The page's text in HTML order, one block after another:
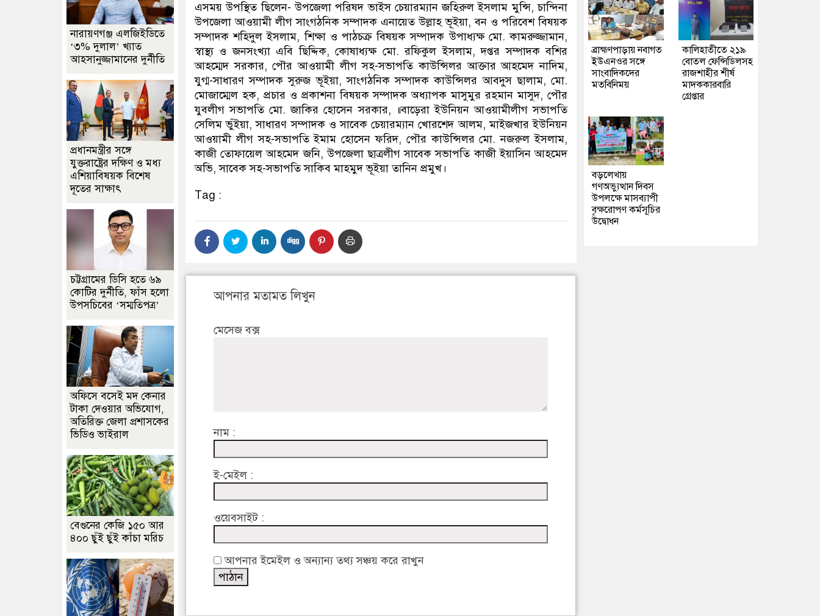
এসময় উপস্থিত ছিলেন- উপজেলা পরিষদ ভাইস চেয়ারম্যান জহিরুল ইসলাম মুন্সি, চান্দিনা
উপজেলা আওয়ামী লীগ সাংগঠনিক সম্পাদক এনায়েত উল্লাহ ভূইয়া, বন ও পরিবেশ বিষয়ক
সম্পাদক শহিদুল ইসলাম, শিক্ষা ও পাঠচক্র বিষয়ক সম্পাদক উপাধ্যক্ষ মো. কামরুজ্জামান,
স্বাস্থ্য ও জনসংখ্যা এবি ছিদ্দিক, কোষাধ্যক্ষ মো. রফিকুল ইসলাম, দপ্তর সম্পাদক বশির
আহম্মেদ সরকার, পৌর আওয়ামী লীগ সহ-সভাপতি কাউন্সিলর আক্তার আহমেদ নাদিম,
যুগ্ম-সাধারণ সম্পাদক সুরুজ ভূইয়া, সাংগঠনিক সম্পাদক কাউন্সিলর আবদুস ছালাম, মো.
মোজাম্মেল হক, প্রচার ও প্রকাশনা বিষয়ক সম্পাদক অধ্যাপক মাসুমুর রহমান মাসুদ, পৌর
যুবলীগ সভাপতি মো. জাকির হোসেন সরকার, ॥বাড়েরা ইউনিয়ন আওয়ামীলীগ সভাপতি
সেলিম ভুঁইয়া, সাধারণ সম্পাদক ও সাবেক চেয়ারম্যান খোরশেদ আলম, মাইজখার ইউনিয়ন
আওয়ামী লীগ সহ-সভাপতি ইমাম হোসেন ফরিদ, পৌর কাউন্সিলর মো. নজরুল ইসলাম,
কাজী তোফায়েল আহমেদ জনি, উপজেলা ছাত্রলীগ সাবেক সভাপতি কাজী ইয়াসিন আহমেদ
অভি, সাবেক সহ-সভাপতি সাকিব মাহমুদ ভূইয়া তানিন প্রমুখ।
Tag :
আপনার মতামত লিখুন
মেসেজ বক্স
নাম :
ই-মেইল :
ওয়েবসাইট :
আপনার ইমেইল ও অন্যান্য তথ্য সঞ্চয় করে রাখুন
নারায়ণগঞ্জ এলজিইডিতে
‘৩% দুলাল’ খ্যাত
আহসানুজ্জামানের দুর্নীতি
প্রধানমন্ত্রীর সঙ্গে
যুক্তরাষ্ট্রের দক্ষিণ ও মধ্য
এশিয়াবিষয়ক বিশেষ
দূতের সাক্ষাৎ
চট্টগ্রামের ডিসি হতে ৬৯
কোটির দুর্নীতি, ফাঁস হলো
উপসচিবের ‘সম্মতিপত্র’
অফিসে বসেই মদ কেনার
টাকা দেওয়ার অভিযোগ,
অতিরিক্ত জেলা প্রশাসকের
ভিডিও ভাইরাল
বেগুনের কেজি ১৫০ আর
৪০০ ছুঁই ছুঁই কাঁচা মরিচ
ব্রাহ্মণপাড়ায় নবাগত
ইউএনওর সঙ্গে
সাংবাদিকদের
মতবিনিময়
কালিহাতীতে ২১৯
বোতল ফেন্সিডিলসহ
রাজশাহীর শীর্ষ
মাদককারবারি
গ্রেপ্তার
বড়লেখায়
গণঅভ্যুত্থান দিবস
উপলক্ষে মাসব্যাপী
বৃক্ষরোপণ কর্মসূচির
উদ্বোধন